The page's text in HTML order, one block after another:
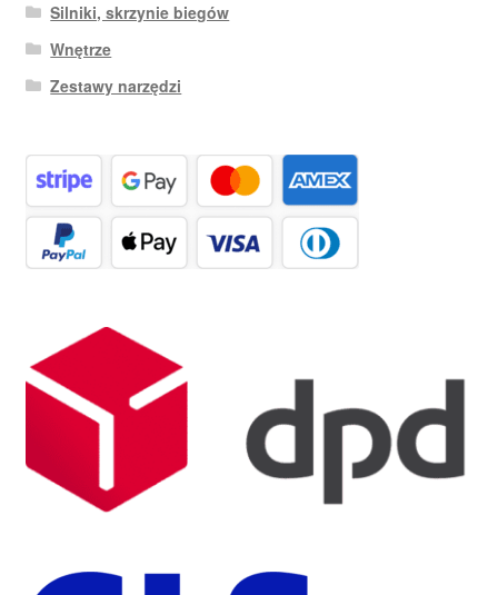
Silniki, skrzynie biegów
Wnętrze
Zestawy narzędzi